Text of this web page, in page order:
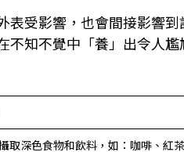
表受影響，也會間接影響
不知不覺中「養」出令人
取深色食物和飲料，如：咖啡、紅